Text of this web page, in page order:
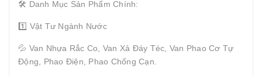
🛠 Danh Mục Sản Phẩm Chính:
1️⃣ Vật Tư Ngành Nước
💦 Van Nhựa Rắc Co, Van Xả Đáy Téc, Van Phao Cơ Tự
Động, Phao Điện, Phao Chống Cạn.